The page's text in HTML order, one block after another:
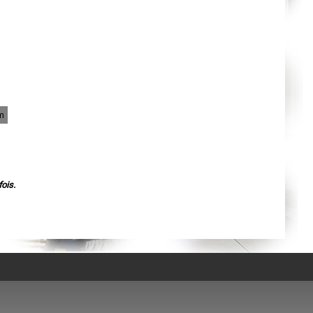
Vesoul
Chalon-sur-Saône